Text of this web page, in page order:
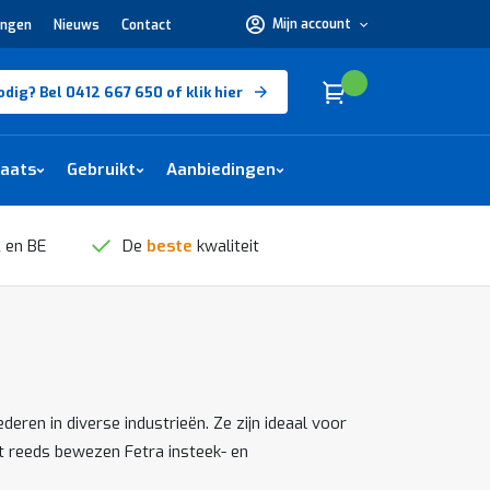
Nieuws Contact Mijn account
nodig?
Bel 0412 667 650 of klik hier Winkelwagen
Cart
Gebruikt Aanbiedingen
BE De beste kwaliteit
in diverse industrieën. Ze zijn ideaal voor
bewezen Fetra insteek- en